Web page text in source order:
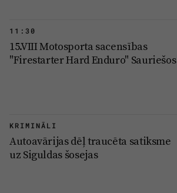
11:30
15.VIII Motosporta sacensības
"Firestarter Hard Enduro" Sauriešos
KRIMINĀLI
Autoavārijas dēļ traucēta satiksme
uz Siguldas šosejas